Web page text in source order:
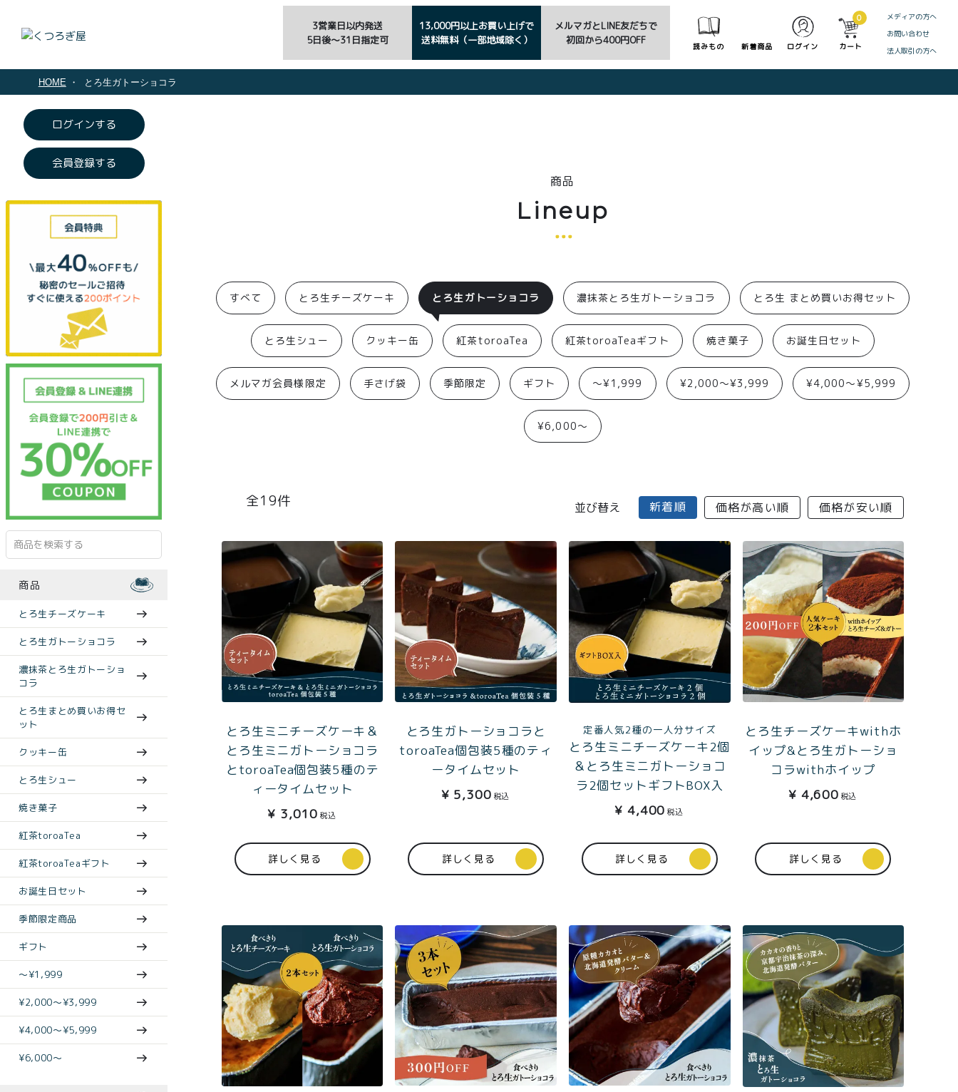
3営業日以内発送
5日後〜31日指定可
13,000円以上お買い上げで
送料無料（一部地域除く）
メルマガとLINE友だちで
初回から400円OFF
読みもの 新着商品 ログイン
0
カート
メディアの方へ
お問い合わせ
法人取引の方へ
CLOSE
HOME とろ生ガトーショコラ
商品
Lineup
すべて とろ生チーズケーキ とろ生ガトーショコラ 濃抹茶とろ生ガトーショコラ とろ生 まとめ買いお得セット
とろ生シュー クッキー缶 紅茶toroaTea 紅茶toroaTeaギフト 焼き菓子 お誕生日セット
メルマガ会員様限定 手さげ袋 季節限定 ギフト 〜¥1,999 ¥2,000〜¥3,999 ¥4,000〜¥5,999
¥6,000〜
並び替え 新着順 価格が高い順 価格が安い順
19
とろ生ミニチーズケーキ＆
とろ生ミニガトーショコラ
とtoroaTea個包装5種のテ
ィータイムセット
¥ 3,010 税込
詳しく見る
とろ生ガトーショコラと
toroaTea個包装5種のティ
ータイムセット
¥ 5,300 税込
詳しく見る
定番人気2種の一人分サイズ
とろ生ミニチーズケーキ2個
＆とろ生ミニガトーショコ
ラ2個セットギフトBOX入
¥ 4,400 税込
詳しく見る
とろ生チーズケーキwithホ
イップ&とろ生ガトーショ
コラwithホイップ
¥ 4,600 税込
詳しく見る
ログインする
会員登録する
商品
とろ生チーズケーキ
とろ生ガトーショコラ
濃抹茶とろ生ガトーショ
コラ
とろ生まとめ買いお得セ
ット
クッキー缶
とろ生シュー
焼き菓子
紅茶toroaTea
紅茶toroaTeaギフト
お誕生日セット
季節限定商品
ギフト
〜¥1,999
¥2,000〜¥3,999
¥4,000〜¥5,999
¥6,000〜